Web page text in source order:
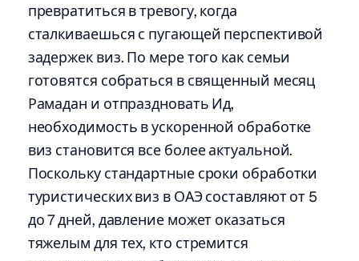
превратиться в тревогу, когда
сталкиваешься с пугающей перспективой
задержек виз. По мере того как семьи
готовятся собраться в священный месяц
Рамадан и отпраздновать Ид,
необходимость в ускоренной обработке
виз становится все более актуальной.
Поскольку стандартные сроки обработки
туристических виз в ОАЭ составляют от 5
до 7 дней, давление может оказаться
тяжелым для тех, кто стремится